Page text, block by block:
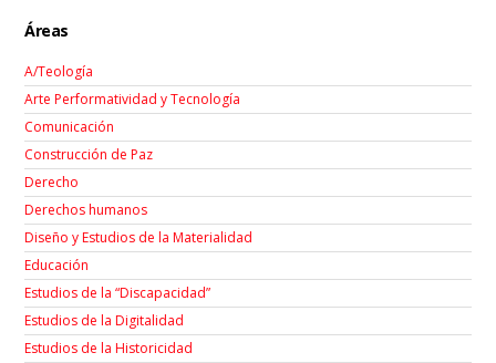
Áreas
A/Teología
Arte Performatividad y Tecnología
Comunicación
Construcción de Paz
Derecho
Derechos humanos
Diseño y Estudios de la Materialidad
Educación
Estudios de la “Discapacidad”
Estudios de la Digitalidad
Estudios de la Historicidad